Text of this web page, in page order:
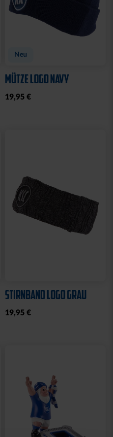
Neu
MÜTZE LOGO NAVY
19,95 €
STIRNBAND LOGO GRAU
19,95 €